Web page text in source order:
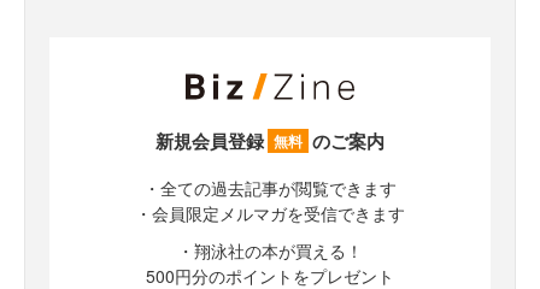
新規会員登録 無料 のご案内
・全ての過去記事が閲覧できます
・会員限定メルマガを受信できます
・翔泳社の本が買える！
500円分のポイントをプレゼント